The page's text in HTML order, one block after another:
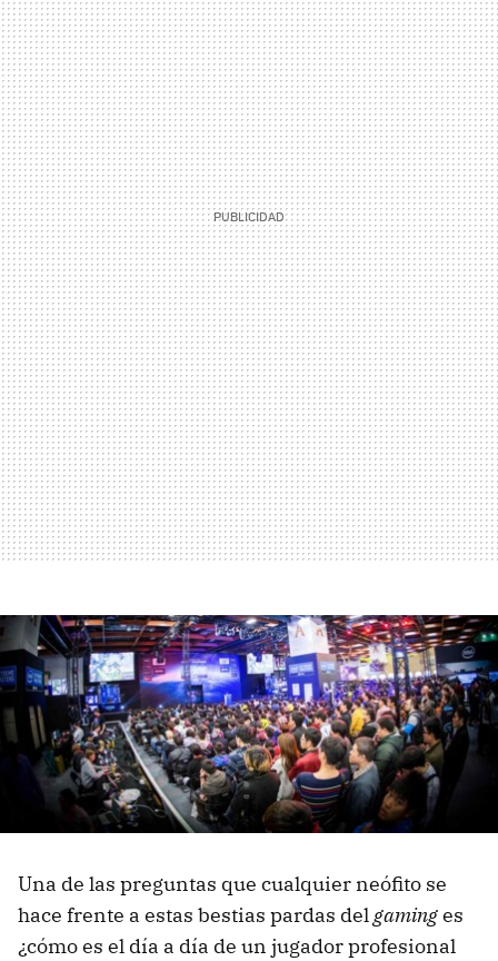
Una de las preguntas que cualquier neófito se
hace frente a estas bestias pardas delgaminges
¿cómo es el día a día de un jugador profesional